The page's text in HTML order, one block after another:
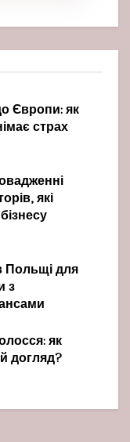
Європи: як
страх
які
Польщі для
з
як
догляд?